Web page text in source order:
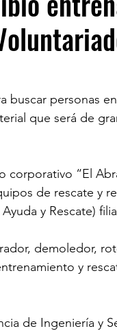
buscar personas
que será de
corporativo “El
de rescate y
y Rescate)
demoledor,
y
de Ingeniería y